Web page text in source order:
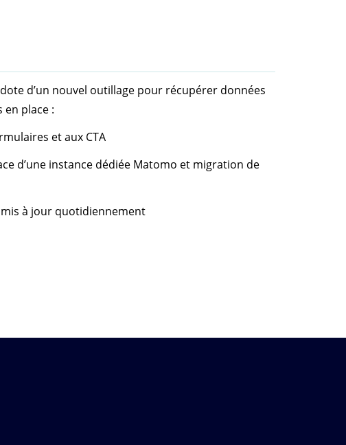
d’un nouvel outillage pour récupérer données
place :
et aux CTA
d’une instance dédiée Matomo et migration de
mis à jour quotidiennement